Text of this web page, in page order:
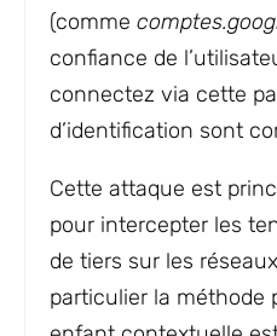
(comme
confiance de
connectez via cette
d’identification sont
Cette attaque est
pour intercepter les
de tiers sur les
particulier la méthode